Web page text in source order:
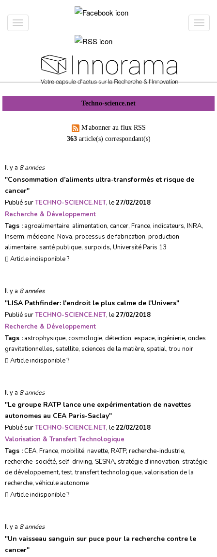
au
contenuToggle
Techno-science.net
M'abonner au flux RSS
363article(s) correspondant(s)
Il y a 8 années
"Consommation d’aliments ultra-transformés et risque de
cancer"
Publié surTECHNO-SCIENCE.NET, le27/02/2018
Recherche & Développement
Tags : agroalimentaire, alimentation, cancer, France, indicateurs, INRA,
Inserm, médecine, Nova, processus de fabrication, production
alimentaire, santé publique, surpoids, Université Paris 13
Article indisponible ?
Il y a 8 années
"LISA Pathfinder: l'endroit le plus calme de l'Univers"
Publié surTECHNO-SCIENCE.NET, le27/02/2018
Recherche & Développement
Tags : astrophysique, cosmologie, détection, espace, ingénierie, ondes
gravitationnelles, satellite, sciences de la matière, spatial,trou noir
Article indisponible ?
Il y a 8 années
"Le groupe RATP lance une expérimentation de navettes
autonomes au CEA Paris-Saclay"
Publié surTECHNO-SCIENCE.NET, le22/02/2018
Valorisation & Transfert Technologique
Tags :CEA, France, mobilité, navette, RATP, recherche-industrie,
recherche-société, self-driving, SESNA, stratégie d'innovation, stratégie
de développement,test,transfert technologique, valorisation de la
recherche, véhicule autonome
Article indisponible ?
Il y a 8 années
"Un vaisseau sanguin sur puce pour la recherche contre le
cancer"